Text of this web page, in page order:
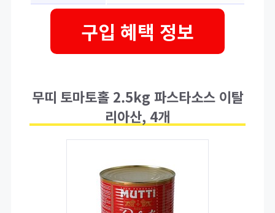
구입 혜택 정보
무띠 토마토홀 2.5kg 파스타소스 이탈
리아산, 4개